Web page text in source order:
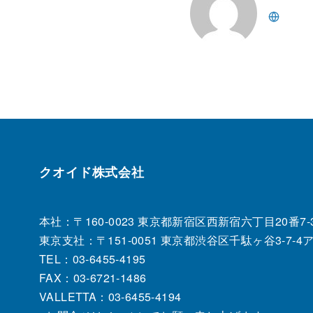
クオイド株式会社
本社：〒160-0023 東京都新宿区西新宿六丁目20番
東京支社：〒151‐0051 東京都渋谷区千駄ヶ谷3-7-4
TEL：03‐6455‐4195
FAX：03‐6721‐1486
VALLETTA：03-6455-4194